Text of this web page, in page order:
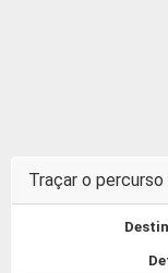
Traçar o